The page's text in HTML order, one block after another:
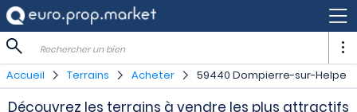
Rechercher un bien
Accueil Terrains Acheter 59440 Dompierre-sur-Helpe
Découvrez les terrains à vendre les plus attractifs